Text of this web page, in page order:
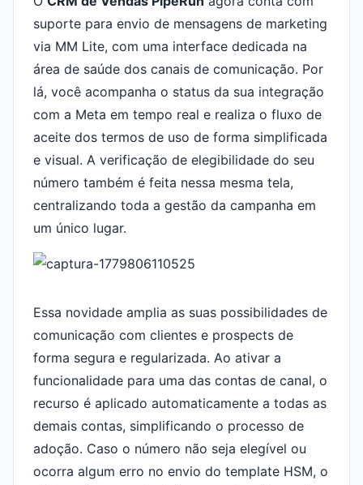
suporte para envio de mensagens de marketing
via MM Lite, com uma interface dedicada na
área de saúde dos canais de comunicação. Por
lá, você acompanha o status da sua integração
com a Meta em tempo real e realiza o fluxo de
aceite dos termos de uso de forma simplificada
e visual. A verificação de elegibilidade do seu
número também é feita nessa mesma tela,
centralizando toda a gestão da campanha em
um único lugar.
Essa novidade amplia as suas possibilidades de
comunicação com clientes e prospects de
forma segura e regularizada. Ao ativar a
funcionalidade para uma das contas de canal, o
recurso é aplicado automaticamente a todas as
demais contas, simplificando o processo de
adoção. Caso o número não seja elegível ou
ocorra algum erro no envio do template HSM, o